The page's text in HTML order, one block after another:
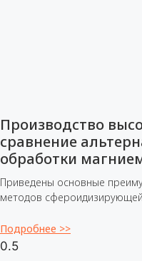
Производство
сравнение
обработки
Приведены основные
методов
Подробнее >>